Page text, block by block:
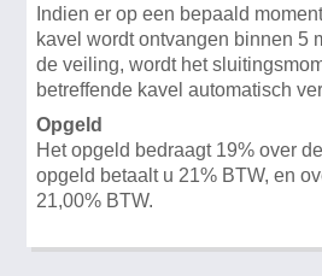
Indien er op een bepaald
kavel wordt ontvangen binnen 5
de veiling, wordt het
betreffende kavel automatisch
Opgeld
Het opgeld bedraagt 19% over
opgeld betaalt u 21% BTW, en
21,00% BTW.